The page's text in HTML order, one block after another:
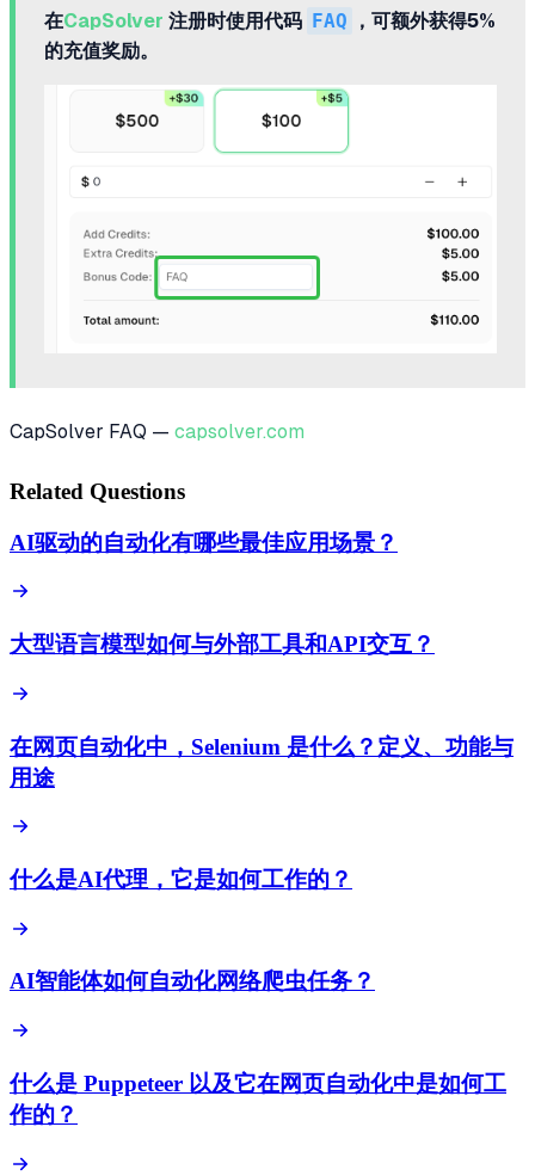
在CapSolver 注册时使用代码 FAQ
，可额外获得5%
的充值奖励。
CapSolver FAQ — capsolver.com
Related Questions
AI驱动的自动化有哪些最佳应用场景？
大型语言模型如何与外部工具和API交互？
在网页自动化中，Selenium 是什么？定义、功能与
用途
什么是AI代理，它是如何工作的？
AI智能体如何自动化网络爬虫任务？
什么是 Puppeteer 以及它在网页自动化中是如何工
作的？